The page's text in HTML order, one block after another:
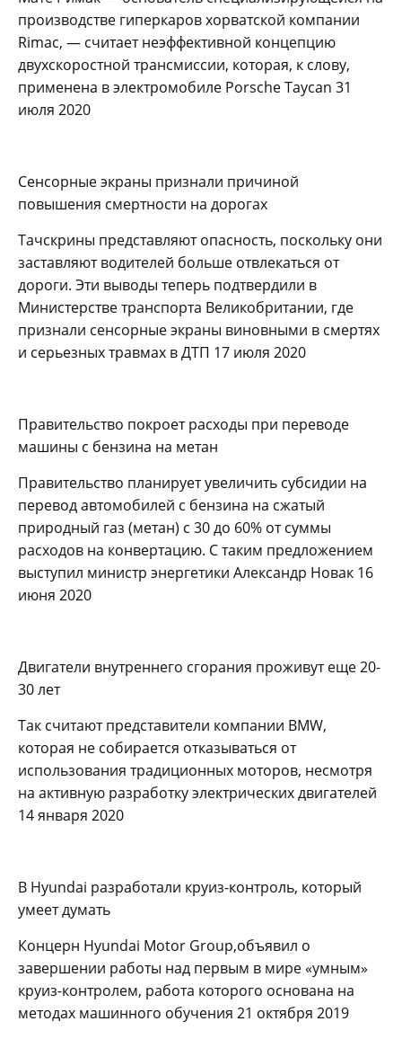
производстве гиперкаров хорватской компании
Rimac, — считает неэффективной концепцию
двухскоростной трансмиссии, которая, к слову,
применена в электромобиле Porsche Taycan 31
июля 2020
Сенсорные экраны признали причиной
повышения смертности на дорогах
Тачскрины представляют опасность, поскольку они
заставляют водителей больше отвлекаться от
дороги. Эти выводы теперь подтвердили в
Министерстве транспорта Великобритании, где
признали сенсорные экраны виновными в смертях
и серьезных травмах в ДТП 17 июля 2020
Правительство покроет расходы при переводе
машины с бензина на метан
Правительство планирует увеличить субсидии на
перевод автомобилей с бензина на сжатый
природный газ (метан) с 30 до 60% от суммы
расходов на конвертацию. С таким предложением
выступил министр энергетики Александр Новак 16
июня 2020
Двигатели внутреннего сгорания проживут еще 20-
30 лет
Так считают представители компании BMW,
которая не собирается отказываться от
использования традиционных моторов, несмотря
на активную разработку электрических двигателей
14 января 2020
В Hyundai разработали круиз-контроль, который
умеет думать
Концерн Hyundai Motor Group,объявил о
завершении работы над первым в мире «умным»
круиз-контролем, работа которого основана на
методах машинного обучения 21 октября 2019